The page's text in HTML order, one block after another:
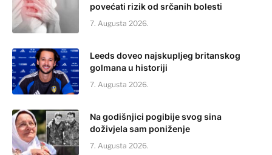
povećati rizik od srčanih bolesti
7. Augusta 2026.
Leeds doveo najskupljeg britanskog
golmana u historiji
7. Augusta 2026.
Na godišnjici pogibije svog sina
doživjela sam poniženje
7. Augusta 2026.